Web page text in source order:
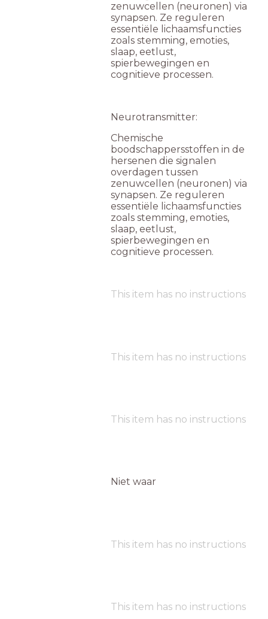
zenuwcellen (neuronen) via
synapsen. Ze reguleren
essentiële lichaamsfuncties
zoals stemming, emoties,
slaap, eetlust,
spierbewegingen en
cognitieve processen.
Neurotransmitter:
Chemische
boodschappersstoffen in de
hersenen die signalen
overdagen tussen
zenuwcellen (neuronen) via
synapsen. Ze reguleren
essentiële lichaamsfuncties
zoals stemming, emoties,
slaap, eetlust,
spierbewegingen en
cognitieve processen.
This item has no instructions
This item has no instructions
This item has no instructions
Niet waar
This item has no instructions
This item has no instructions